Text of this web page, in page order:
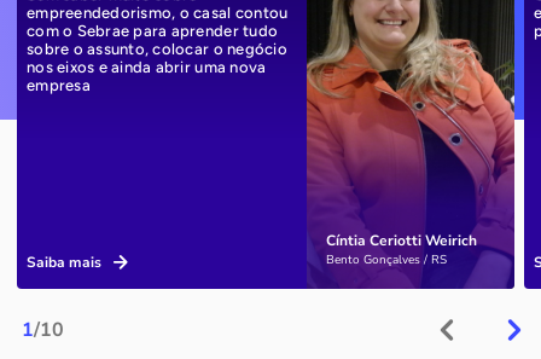
1/10
Cíntia Ceriotti Weirich
Bento Gonçalves / RS
empreendedorismo, o casal contou
com o Sebrae para aprender tudo
sobre o assunto, colocar o negócio
nos eixos e ainda abrir uma nova
empresa
Saiba mais